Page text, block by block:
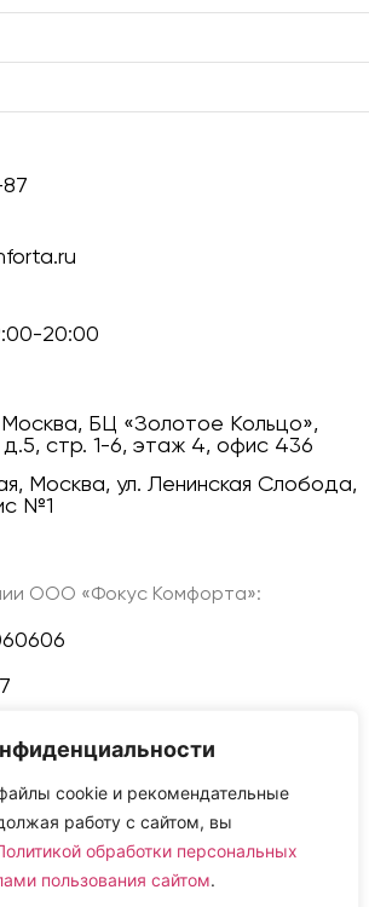
cookie и рекомендательные
работу с сайтом, вы
обработки персональных
пользования сайтом.
20:00
Москва, БЦ «Золотое Кольцо»,
стр. 1-6, этаж 4, офис 436
Москва, ул. Ленинская Слобода,
№1
ООО «Фокус Комфорта»: